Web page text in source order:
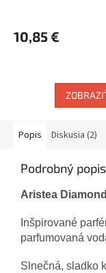
10,85 €
Popis Diskusia (2)
Podrobný popis
Aristea
Inšpirované
parfumovaná
Slnečná, sladko